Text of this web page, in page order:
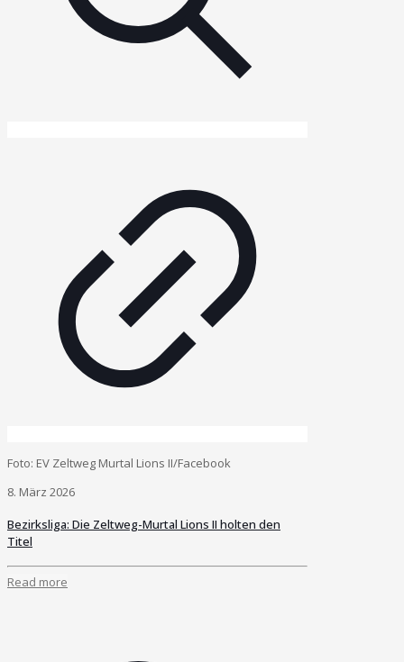
Foto: EV Zeltweg Murtal Lions II/Facebook
8. März 2026
Bezirksliga: Die Zeltweg-Murtal Lions II holten den
Titel
Read more